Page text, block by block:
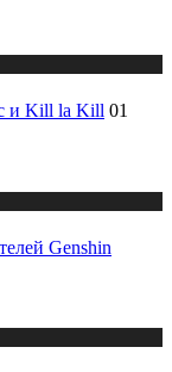
и Kill la Kill 01
Genshin